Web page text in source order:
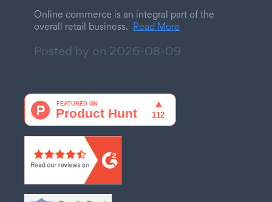
Online commerce is an integral part of the
overall retail business. Read More
Posted by on 2026-08-09